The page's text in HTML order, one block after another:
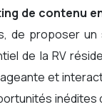
de contenu
de proposer
de la RV
et
inédites